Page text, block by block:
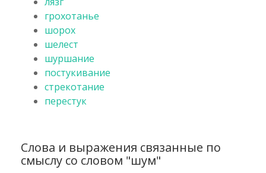
грохотанье
шорох
шелест
шуршание
постукивание
стрекотание
перестук
Слова и выражения связанные по
смыслу со словом "шум"